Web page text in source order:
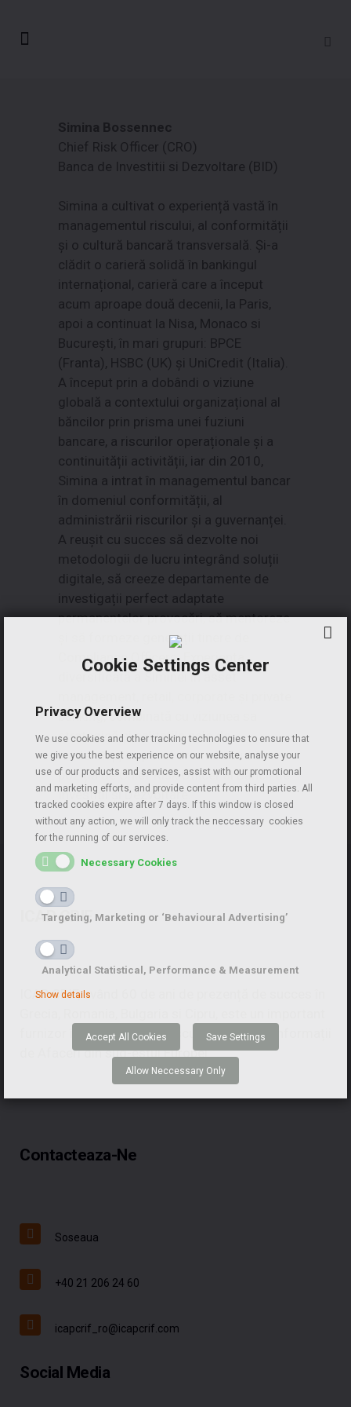
Simina Bossennec
Chief Risk Officer (CRO)
Banca de Investitii si Dezvoltare (BID)
Simina a cultivat o experiență vastă în
managementul riscului, al conformității
și o cultură bancară transversală. Și-a
clădit o carieră solidă în bankingul
internațional, carieră care a început
acum aproape două decenii, la Paris,
apoi a continuat la Nisa, Monaco si
București, în mari grupuri: BPCE
(Franta), HSBC (UK) și UniCredit (Italia).
A început prin a dobândi o viziune
globală a contextului organizațional al
băncilor prin prisma unei fuziuni
bancare, a riscurilor operaționale și a
continuității activității, iar din 2010,
Simina a intrat în managementul bancar
în domeniul conformității, al
administrării riscurilor și a guvernanței.
A reușit cu succes să dezvolte noi
metodologii de lucru integrând soluții
digitale, să creeze departamente de
investigații perfect adaptate
permanentelor provocări, să mentoreze
și să formeze generații tinere de
Compliance Officers. Experiența
diversificată a Siminei în asset
banking, combinată cu viziunea sa
strategică și calitatile sale de
leadership, au pavat drumul său către
poziția de Chief Risk Officer al Băncii de
Investiții și Dezvoltare.
ICAP CRIF
ICAP CRIF, având 60 de ani de prezență de succes în
furnizor în Soluții pentru Riscul de Credit si Informații
de Afaceri din sud-estul Europei.
Contacteaza-Ne
Soseaua
+40 21 206 24 60
icapcrif_ro@icapcrif.com
Social Media
Cookie Settings Center
Privacy Overview
We use cookies and other tracking technologies to ensure that
we give you the best experience on our website, analyse your
use of our products and services, assist with our promotional
and marketing efforts, and provide content from third parties. All
tracked cookies expire after 7 days. If this window is closed
without any action, we will only track the neccessary cookies
for the running of our services.
Necessary Cookies
Targeting, Marketing or ‘Behavioural Advertising’
Analytical Statistical, Performance & Measurement
Show details
Accept All Cookies Save Settings
Allow Neccessary Only